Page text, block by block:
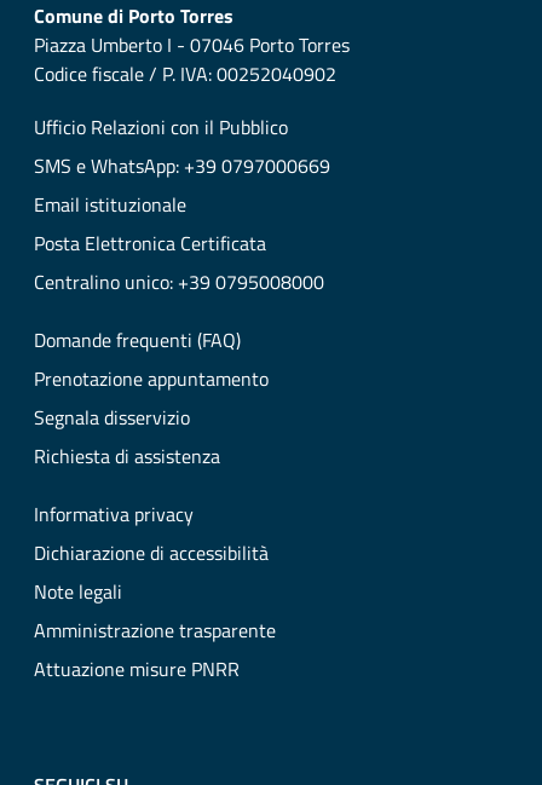
Comune di Porto Torres
Piazza Umberto I - 07046 Porto Torres
Codice fiscale / P. IVA: 00252040902
Ufficio Relazioni con il Pubblico
SMS e WhatsApp: +39 0797000669
Email istituzionale
Posta Elettronica Certificata
Centralino unico: +39 0795008000
Domande frequenti (FAQ)
Prenotazione appuntamento
Segnala disservizio
Richiesta di assistenza
Informativa privacy
Dichiarazione di accessibilità
Note legali
Amministrazione trasparente
Attuazione misure PNRR